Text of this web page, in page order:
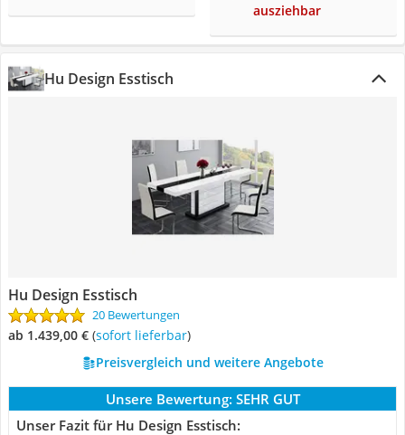
ausziehbar
Hu Design Esstisch
Hu Design Esstisch
20 Bewertungen
ab 1.439,00 € ( Sofort lieferbar)
Preisvergleich und weitere Angebote
Unsere Bewertung: SEHR GUT
Unser Fazit für Hu Design Esstisch: